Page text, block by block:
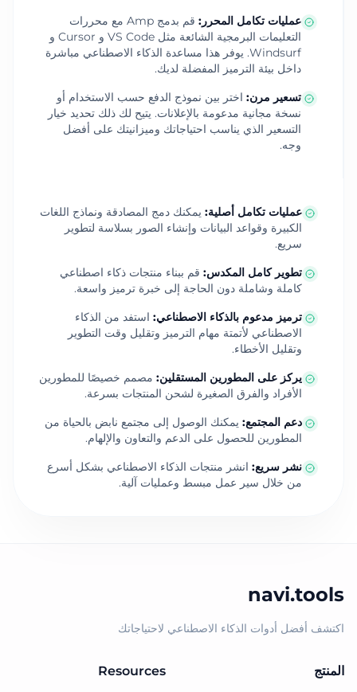
عمليات تكامل المحرر :
قم بدمج Amp مع محررات
التعليمات البرمجية الشائعة مثل VS Code و Cursor و
Windsurf. يوفر هذا مساعدة الذكاء الاصطناعي مباشرة
داخل بيئة الترميز المفضلة لديك.
تسعير مرن: اختر بين نموذج الدفع حسب الاستخدام أو
نسخة مجانية مدعومة بالإعلانات. يتيح لك ذلك تحديد خيار
التسعير الذي يناسب احتياجاتك وميزانيتك على أفضل
وجه.
عمليات تكامل أصلية: يمكنك دمج المصادقة ونماذج اللغات
الكبيرة وقواعد البيانات وإنشاء الصور بسلاسة لتطوير
سريع.
تطوير كامل المكدس: قم ببناء منتجات ذكاء اصطناعي
كاملة وشاملة دون الحاجة إلى خبرة ترميز واسعة.
ترميز مدعوم بالذكاء الاصطناعي: استفد من الذكاء
الاصطناعي لأتمتة مهام الترميز وتقليل وقت التطوير
وتقليل الأخطاء.
يركز على المطورين المستقلين: مصمم خصيصًا للمطورين
الأفراد والفرق الصغيرة لشحن المنتجات بسرعة.
دعم المجتمع: يمكنك الوصول إلى مجتمع نابض بالحياة من
المطورين للحصول على الدعم والتعاون والإلهام.
نشر سريع: انشر منتجات الذكاء الاصطناعي بشكل أسرع
من خلال سير عمل مبسط وعمليات آلية.
navi.tools
اكتشف أفضل أدوات الذكاء الاصطناعي لاحتياجاتك
المنتج Resources